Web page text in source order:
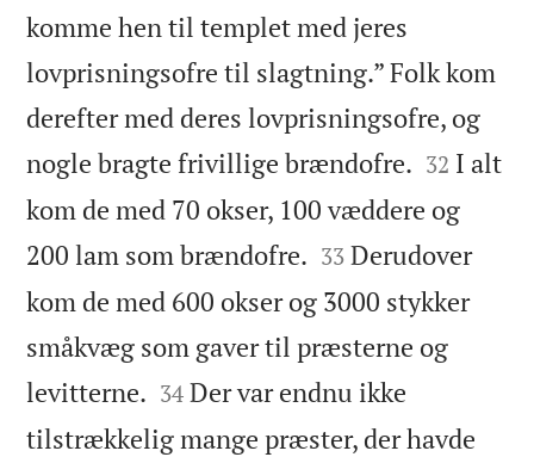
komme hen til templet med jeres
lovprisningsofre til slagtning.” Folk kom
derefter med deres lovprisningsofre, og
nogle bragte frivillige brændofre. 

32 I alt
kom de med 70 okser, 100 væddere og
200 lam som brændofre. 

33 Derudover
kom de med 600 okser og 3000 stykker
småkvæg som gaver til præsterne og
levitterne. 

34 Der var endnu ikke
tilstrækkelig mange præster, der havde